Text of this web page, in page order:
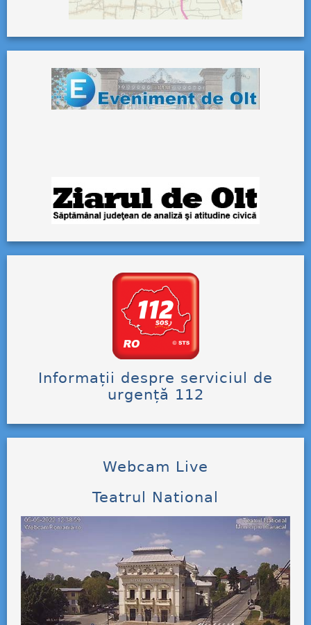
Informații despre serviciul de
urgență 112
Webcam Live
Teatrul National